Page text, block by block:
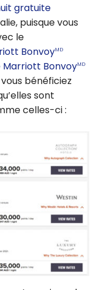
gratuite
puisque vous
le
BonvoyMD
BonvoyMD
vous bénéficiez
sont
celles-ci :